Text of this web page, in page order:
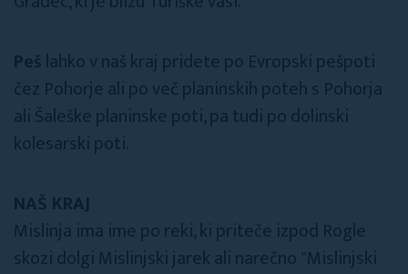
Pešlahko v naš kraj pridete po Evropski pešpoti
čez Pohorje ali po več planinskih poteh s Pohorja
ali Šaleške planinske poti, pa tudi po dolinski
kolesarski poti.
NAŠ KRAJ
Mislinja ima ime po reki, ki priteče izpod Rogle
skozi dolgi Mislinjski jarek ali narečno "Mislinjski